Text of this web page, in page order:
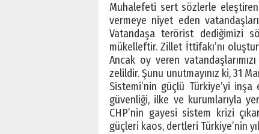
Muhalefeti sert sözlerle
vermeye niyet eden
Vatandaşa terörist dediğimizi
mükelleftir. Zillet İttifakı’nı
Ancak oy veren
zelildir. Şunu unutmayınız ki, 31
Sistemi’nin güçlü Türkiye’yi
güvenliği, ilke ve kurumlarıyla
CHP’nin gayesi sistem krizi
güçleri kaos, dertleri Türkiye’nin